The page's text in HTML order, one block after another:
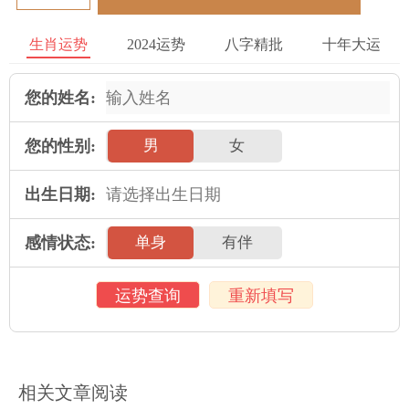
在购买大件消费品时，属蛇人可能会更加谨慎和周到，而属马人
则更加爽快和豁达，这时可以通过沟通和商量达成共识，共同做
出正确的财务决策。
家庭规划
属蛇人和属马人在家庭规划上也需要注意以下几点，以保证婚姻
关系的稳定和长久。
在家庭规划上，双方应该保持沟通和交流，共同制定出健康和谐
的家庭规划，如孩子的教育、生活习惯、家务分工等。在家庭生
活中要互相扶持和支持，不要让另一方感觉到孤单和无助。在遇
到家庭矛盾和问题时，要以开放和包容的心态来看待问题，并寻
求解决问题的良好方式。
的沟通和协商，制定出适合自己孩子的教育规划。
生肖运势 2024运势 八字精批 十年大运
您的姓名:
您的性别: 男 女
出生日期:
感情状态: 单身 有伴
运势查询 重新填写
相关文章阅读